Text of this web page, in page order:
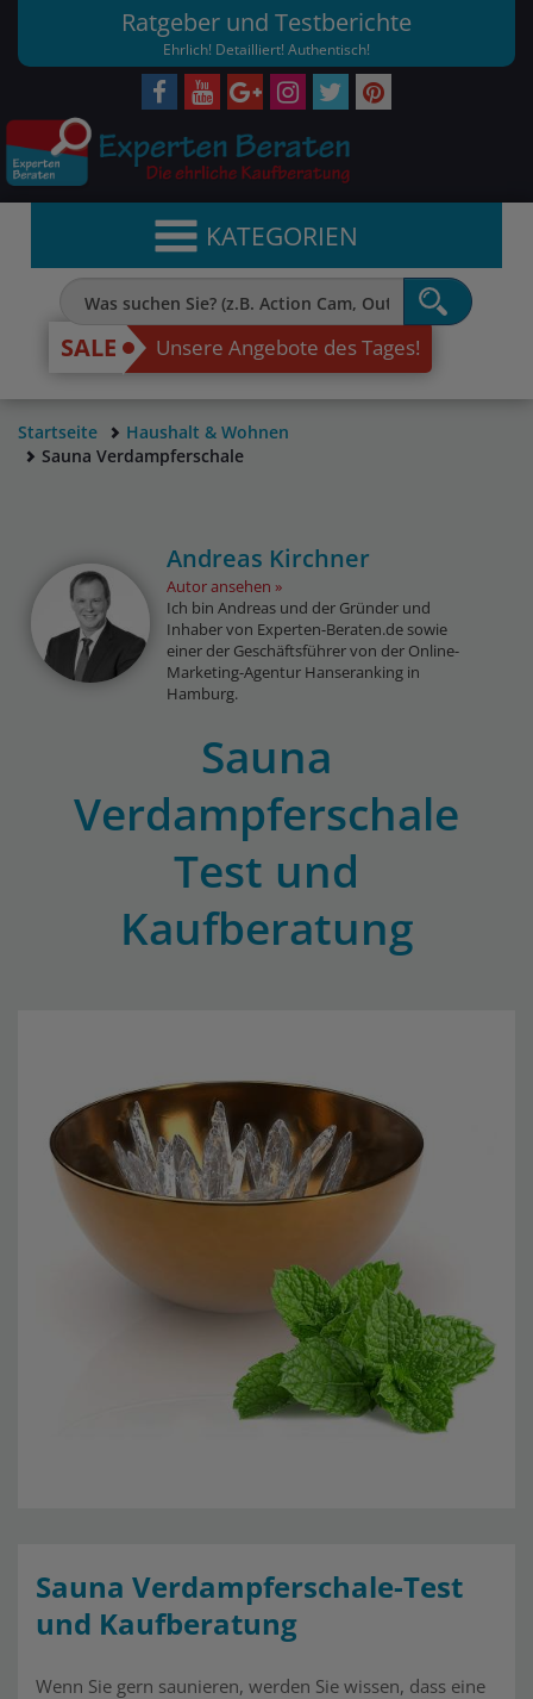
Ratgeber und Testberichte
Ehrlich! Detailliert! Authentisch!
KATEGORIEN
SALE Unsere Angebote des Tages!
Startseite
Haushalt & Wohnen
Sauna Verdampferschale
Andreas Kirchner
Autor ansehen
Ich bin Andreas und der Gründer und
Inhaber von Experten-Beraten.de sowie
einer der Geschäftsführer von der Online-
Marketing-Agentur Hanseranking in
Hamburg.
Sauna
Verdampferschale
Test und
Kaufberatung
Sauna Verdampferschale-Test
und Kaufberatung
Wenn Sie gern saunieren, werden Sie wissen, dass eine